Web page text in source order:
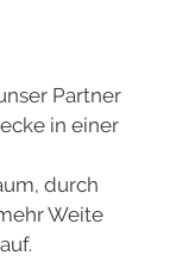
Partner
in einer
durch
Weite